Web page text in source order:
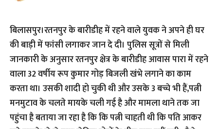
बिलासपुर।रतनपुर के बारीडीह में रहने वाले युवक ने अपने ही घर
की बाड़ी में फांसी लगाकर जान दे दी। पुलिस सूत्रों से मिली
जानकारी के अनुसार रतनपुर क्षेत्र के बारीडीह आवास पारा में रहने
वाला 32 वर्षीय रूप कुमार गोड़ बिजली खंभे लगाने का काम
करता था। उसकी शादी हो चुकी थी और उसके 3 बच्चे भी हैं,पत्नी
मनमुटाव के चलते मायके चली गई है और मामला थाने तक जा
पहुंचा है बताया जा रहा है कि कि पत्नी चाहती थी कि पति आकर